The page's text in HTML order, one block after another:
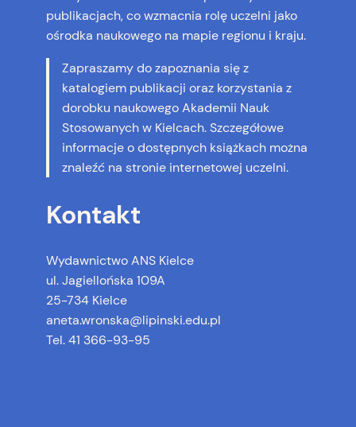
publikacjach, co wzmacnia rolę uczelni jako
ośrodka naukowego na mapie regionu i kraju.
Zapraszamy do zapoznania się z
katalogiem publikacji oraz korzystania z
dorobku naukowego Akademii Nauk
Stosowanych w Kielcach. Szczegółowe
informacje o dostępnych książkach można
znaleźć na stronie internetowej uczelni.
Kontakt
Wydawnictwo ANS Kielce
ul. Jagiellońska 109A
25-734 Kielce
aneta.wronska@lipinski.edu.pl
Tel. 41 366-93-95